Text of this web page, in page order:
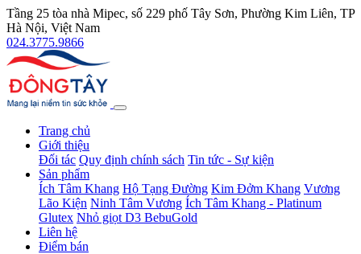
Tầng 25 tòa nhà Mipec, số 229 phố Tây Sơn, Phường Kim Liên, TP
Hà Nội, Việt Nam
024.3775.9866
Trang chủ
Giới thiệu
Đối tác Quy định chính sách Tin tức - Sự kiện
Sản phẩm
Ích Tâm Khang Hộ Tạng Đường Kim Đởm Khang Vương
Lão Kiện Ninh Tâm Vương Ích Tâm Khang - Platinum
Glutex Nhỏ giọt D3 BebuGold
Liên hệ
Điểm bán